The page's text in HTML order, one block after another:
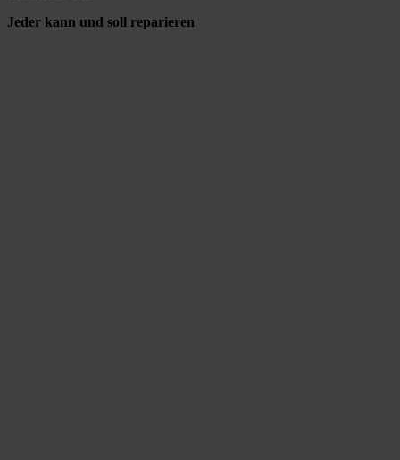
Jeder kann und soll reparieren